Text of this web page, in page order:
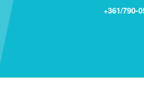
+361/790-